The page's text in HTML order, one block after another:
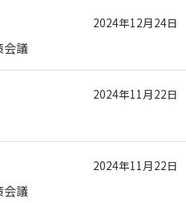
2024年12月24日
議
2024年11月22日
2024年11月22日
議